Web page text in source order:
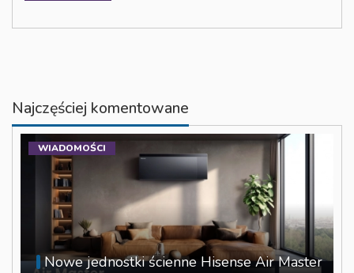
Najczęściej komentowane
Nowe jednostki ścienne Hisense Air Master
WIADOMOŚCI